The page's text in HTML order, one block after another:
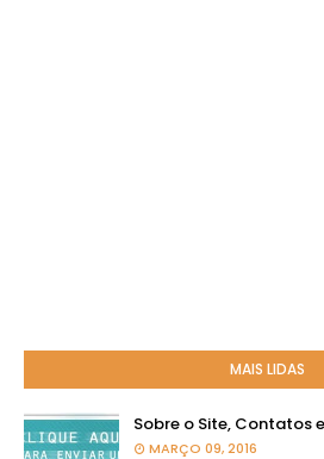
MAIS LIDAS
Sobre o Site, Contatos
MARÇO 09, 2016